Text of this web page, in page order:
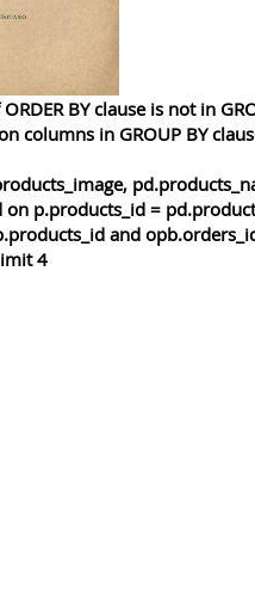
BY clause is not in
columns in GROUP BY
p.products_id =
and
4